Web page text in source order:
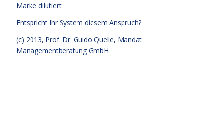
Marke dilutiert.
Entspricht Ihr System diesem Anspruch?
(c) 2013, Prof. Dr. Guido Quelle, Mandat
Managementberatung GmbH